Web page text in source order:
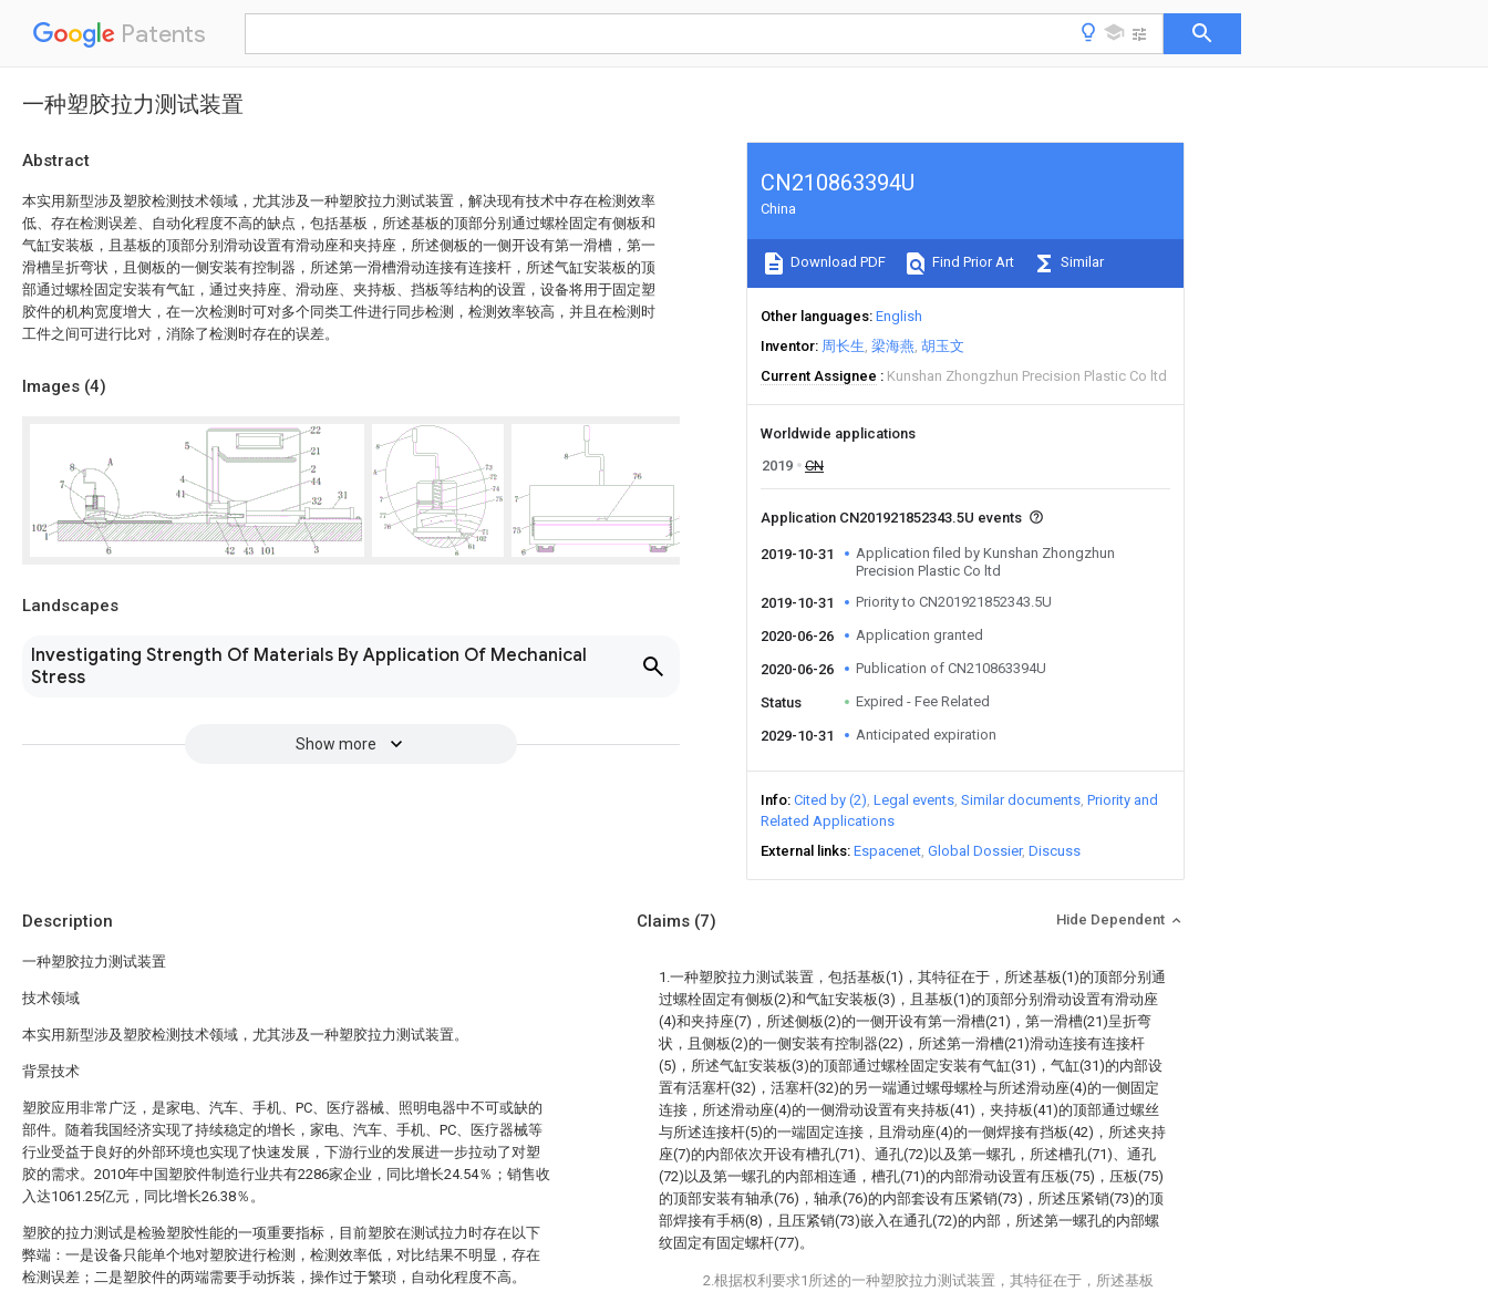
Patents
一种塑胶拉力测试装置
Abstract
本实用新型涉及塑胶检测技术领域，尤其涉及一种塑胶拉力测试装置，解决现有技术中存在检测效率
低、存在检测误差、自动化程度不高的缺点，包括基板，所述基板的顶部分别通过螺栓固定有侧板和
气缸安装板，且基板的顶部分别滑动设置有滑动座和夹持座，所述侧板的一侧开设有第一滑槽，第一
滑槽呈折弯状，且侧板的一侧安装有控制器，所述第一滑槽滑动连接有连接杆，所述气缸安装板的顶
部通过螺栓固定安装有气缸，通过夹持座、滑动座、夹持板、挡板等结构的设置，设备将用于固定塑
胶件的机构宽度增大，在一次检测时可对多个同类工件进行同步检测，检测效率较高，并且在检测时
工件之间可进行比对，消除了检测时存在的误差。
Images (4)
Landscapes
Investigating Strength Of Materials By Application Of Mechanical
Stress
Show more
CN210863394U
China
Download PDF Find Prior Art Similar
Other languages English
Inventor 周长生 梁海燕 胡玉文
Current Assignee
Kunshan Zhongzhun Precision Plastic Co ltd
Worldwide applications
2019
CN
Application CN201921852343.5U events
2019-10-31
Application filed by Kunshan Zhongzhun
Precision Plastic Co ltd
2019-10-31
Priority to CN201921852343.5U
2020-06-26 Application granted
2020-06-26 Publication of CN210863394U
Status Expired - Fee Related
2029-10-31 Anticipated expiration
Info Cited by (2) Legal events Similar documents Priority and
Related Applications
External links Espacenet Global Dossier Discuss
Description
一种塑胶拉力测试装置
技术领域
本实用新型涉及塑胶检测技术领域，尤其涉及一种塑胶拉力测试装置。
背景技术
塑胶应用非常广泛，是家电、汽车、手机、PC、医疗器械、照明电器中不可或缺的
部件。随着我国经济实现了持续稳定的增长，家电、汽车、手机、PC、医疗器械等
行业受益于良好的外部环境也实现了快速发展，下游行业的发展进一步拉动了对塑
胶的需求。2010年中国塑胶件制造行业共有2286家企业，同比增长24.54％；销售收
入达1061.25亿元，同比增长26.38％。
塑胶的拉力测试是检验塑胶性能的一项重要指标，目前塑胶在测试拉力时存在以下
弊端：一是设备只能单个地对塑胶进行检测，检测效率低，对比结果不明显，存在
检测误差；二是塑胶件的两端需要手动拆装，操作过于繁琐，自动化程度不高。
Claims (7) Hide Dependent
1.一种塑胶拉力测试装置，包括基板(1)，其特征在于，所述基板(1)的顶部分别通
过螺栓固定有侧板(2)和气缸安装板(3)，且基板(1)的顶部分别滑动设置有滑动座
(4)和夹持座(7)，所述侧板(2)的一侧开设有第一滑槽(21)，第一滑槽(21)呈折弯
状，且侧板(2)的一侧安装有控制器(22)，所述第一滑槽(21)滑动连接有连接杆
(5)，所述气缸安装板(3)的顶部通过螺栓固定安装有气缸(31)，气缸(31)的内部设
置有活塞杆(32)，活塞杆(32)的另一端通过螺母螺栓与所述滑动座(4)的一侧固定
连接，所述滑动座(4)的一侧滑动设置有夹持板(41)，夹持板(41)的顶部通过螺丝
与所述连接杆(5)的一端固定连接，且滑动座(4)的一侧焊接有挡板(42)，所述夹持
座(7)的内部依次开设有槽孔(71)、通孔(72)以及第一螺孔，所述槽孔(71)、通孔
(72)以及第一螺孔的内部相连通，槽孔(71)的内部滑动设置有压板(75)，压板(75)
的顶部安装有轴承(76)，轴承(76)的内部套设有压紧销(73)，所述压紧销(73)的顶
部焊接有手柄(8)，且压紧销(73)嵌入在通孔(72)的内部，所述第一螺孔的内部螺
纹固定有固定螺杆(77)。
2.根据权利要求1所述的一种塑胶拉力测试装置，其特征在于，所述基板